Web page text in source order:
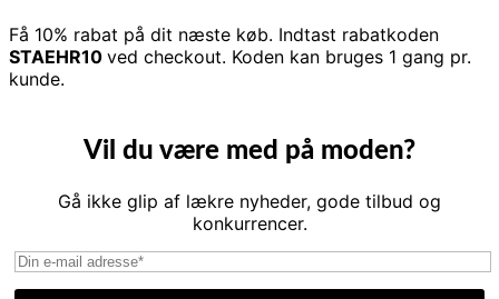
Få 10% rabat på dit næste køb. Indtast rabatkoden
STAEHR10 ved checkout. Koden kan bruges 1 gang pr.
kunde.
Vil du være med på moden?
Gå ikke glip af lækre nyheder, gode tilbud og
konkurrencer.